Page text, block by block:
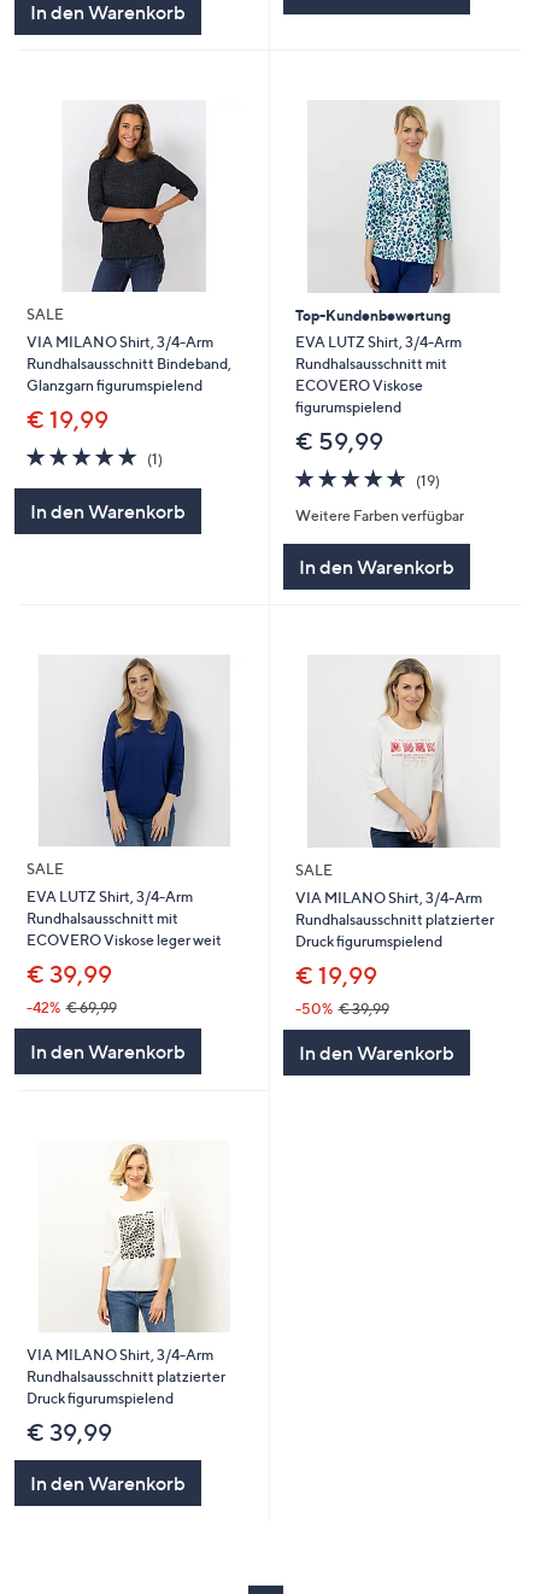
In den Warenkorb
SALE
VIA MILANO Shirt, 3/4-Arm
Rundhalsausschnitt Bindeband,
Glanzgarn figurumspielend
€ 19,99
5.0
von
(1)1
In den Warenkorb
Top-Kundenbewertung
EVA LUTZ Shirt, 3/4-Arm
Rundhalsausschnitt mit
ECOVERO Viskose
figurumspielend
€ 59,99
4.6
von
5
(19)19
Weitere Farben verfügbar
In den Warenkorb
SALE
EVA LUTZ Shirt, 3/4-Arm
Rundhalsausschnitt mit
ECOVERO Viskose leger weit
€ 39,99
-42% € 69,99
In den Warenkorb
SALE
VIA MILANO Shirt, 3/4-Arm
Rundhalsausschnitt platzierter
Druck figurumspielend
€ 19,99
-50% € 39,99
In den Warenkorb
VIA MILANO Shirt, 3/4-Arm
Rundhalsausschnitt platzierter
Druck figurumspielend
€ 39,99
In den Warenkorb